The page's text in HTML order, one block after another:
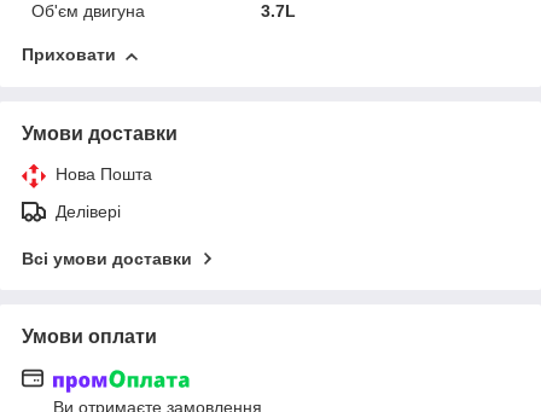
Об'єм двигуна
3.7L
Приховати
Умови доставки
Нова Пошта
Делівері
Всі умови доставки
Умови оплати
Ви отримаєте замовлення